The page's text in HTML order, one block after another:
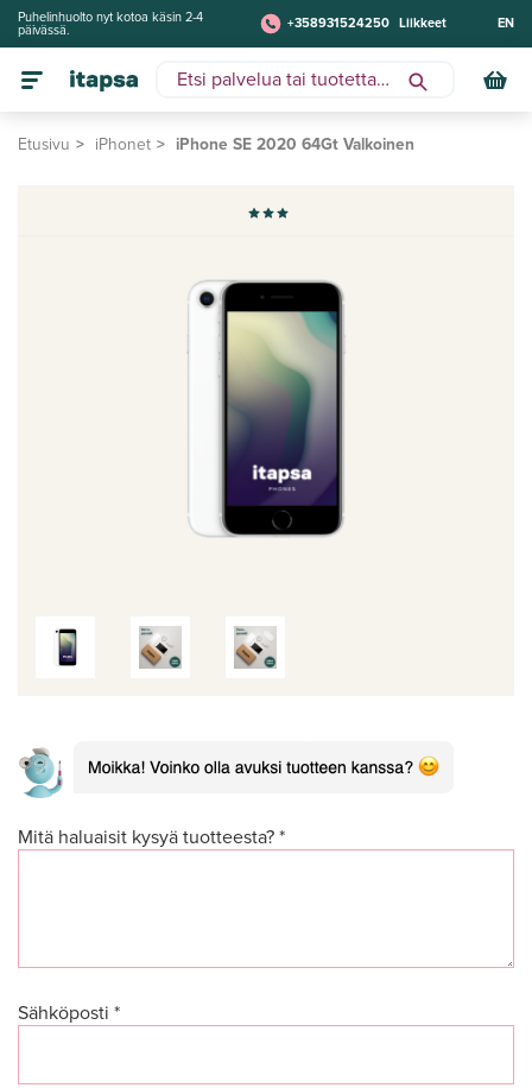
+358931524250 Liikkeet
Puhelinhuolto nyt kotoa käsin 2-4
päivässä.
EN
Etusivu iPhonet iPhone SE 2020 64Gt Valkoinen
Mitä haluaisit kysyä tuotteesta? *
Sähköposti *